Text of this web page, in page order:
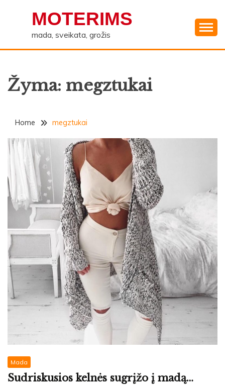
MOTERIMS
mada, sveikata, grožis
Žyma: megztukai
Home megztukai
Mada
Sudriskusios kelnės sugrįžo į madą…